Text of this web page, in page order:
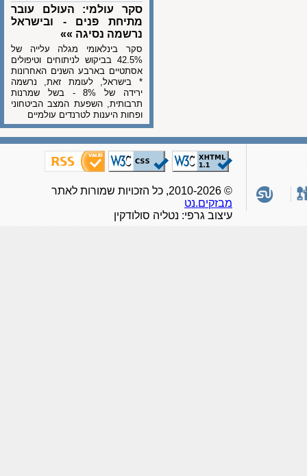
סקר עולמי: העולם עובר
מתיחת פנים - ובישראל
נרשמה נסיגה »»
סקר בינלאומי מגלה עלייה של
42.5% בביקוש לניתוחים וטיפולים
אסתטיים בארבע השנים האחרונות
* בישראל, לעומת זאת, נרשמה
ירידה של 8% - בשל שמרנות
תרבותית, השפעת המצב הביטחוני
ופחות היענות לטרנדים עולמיים
מבזקים.נט
עיצוב גרפי: נטליה סולודקין